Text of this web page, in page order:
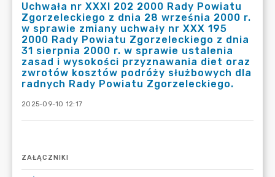
Uchwała nr XXXI 202 2000 Rady Powiatu
Zgorzeleckiego z dnia 28 września 2000 r.
w sprawie zmiany uchwały nr XXX 195
2000 Rady Powiatu Zgorzeleckiego z dnia
31 sierpnia 2000 r. w sprawie ustalenia
zasad i wysokości przyznawania diet oraz
zwrotów kosztów podróży służbowych dla
radnych Rady Powiatu Zgorzeleckiego.
2025-09-10 12:17
ZAŁĄCZNIKI